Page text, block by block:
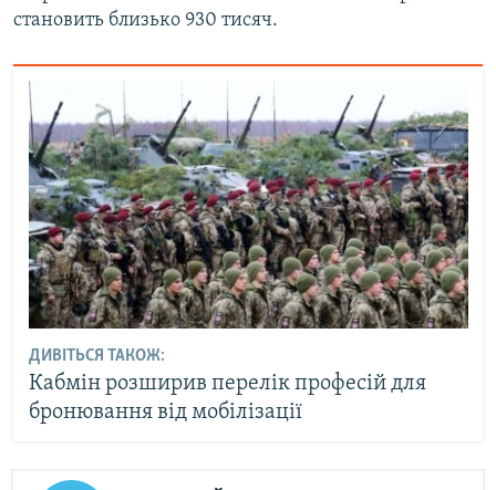
становить близько 930 тисяч.
ДИВІТЬСЯ ТАКОЖ:
Кабмін розширив перелік професій для
бронювання від мобілізації